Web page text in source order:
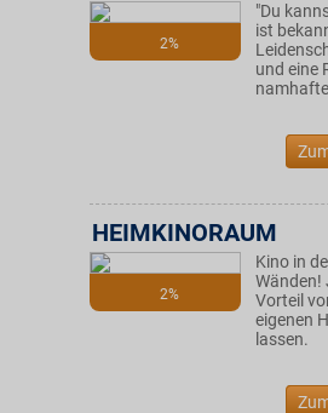
2%
"Du
ist
und eine
2%
HEIMKINORAUM
Kino in
Wänden!
Vorteil
eigenen
lassen.